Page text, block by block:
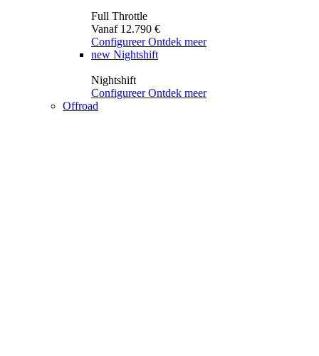
Full Throttle
Vanaf 12.790 €
Configureer Ontdek meer
new Nightshift
Nightshift
Configureer Ontdek meer
Offroad